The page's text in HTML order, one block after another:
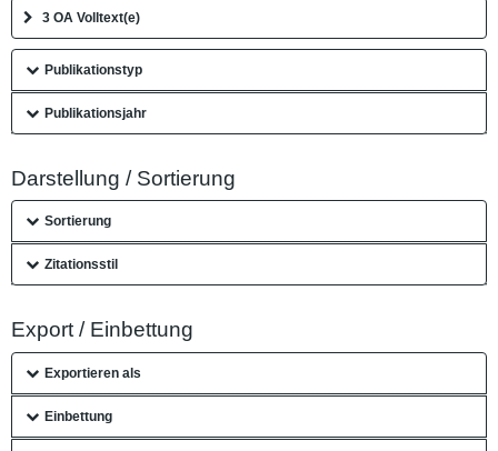
3 OA Volltext(e)
Publikationstyp
Publikationsjahr
Darstellung / Sortierung
Sortierung
Zitationsstil
Export / Einbettung
Exportieren als
Einbettung